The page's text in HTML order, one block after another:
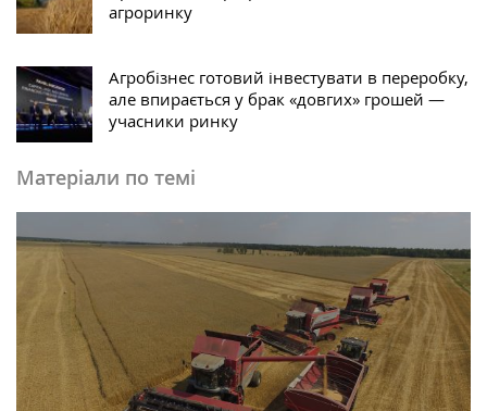
агроринку
Агробізнес готовий інвестувати в переробку,
але впирається у брак «довгих» грошей —
учасники ринку
Матеріали по темі